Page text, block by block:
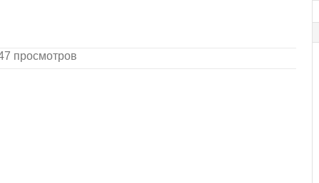
Ленинград: Издательство Академии Наук
просмотров